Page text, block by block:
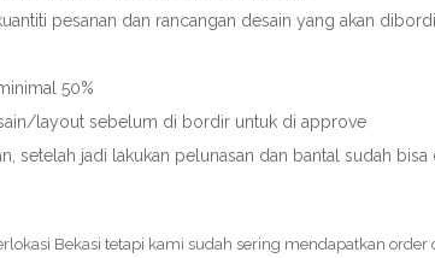
pesanan dan rancangan desain yang akan
50%
layout sebelum di bordir untuk di approve
setelah jadi lakukan pelunasan dan bantal sudah
Bekasi tetapi kami sudah sering mendapatkan